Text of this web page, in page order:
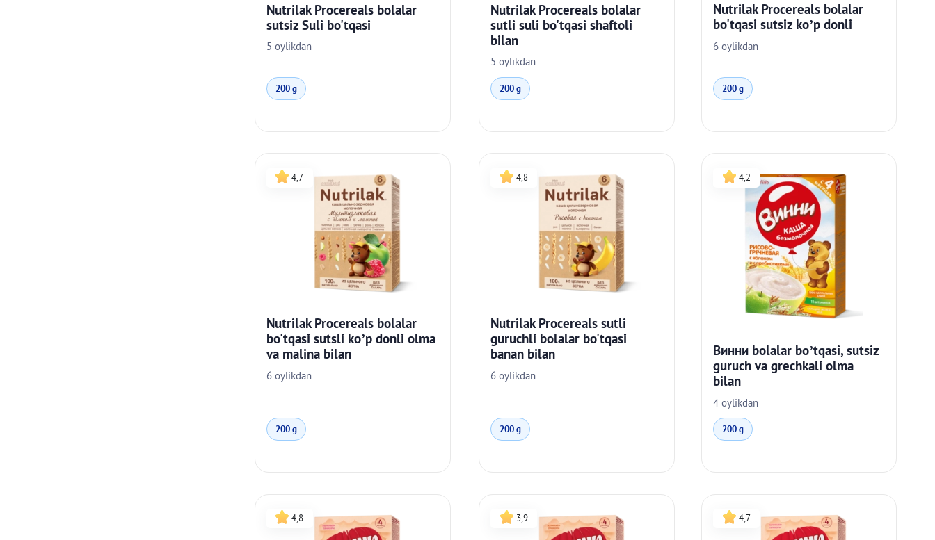
Nutrilak Procereals bolalar
sutsiz Suli bo'tqasi
5 oylikdan
200 g
Nutrilak Procereals bolalar
sutli suli bo'tqasi shaftoli
bilan
5 oylikdan
200 g
Nutrilak Procereals bolalar
bo'tqasi sutsiz ko’p donli
6 oylikdan
200 g
4,7
Nutrilak Procereals bolalar
bo'tqasi sutsli ko’p donli olma
va malina bilan
6 oylikdan
200 g
4,8
Nutrilak Procereals sutli
guruchli bolalar bo'tqasi
banan bilan
6 oylikdan
200 g
4,2
Винни bolalar bo’tqasi, sutsiz
guruch va grechkali olma
bilan
4 oylikdan
200 g
4,8 3,9 4,7